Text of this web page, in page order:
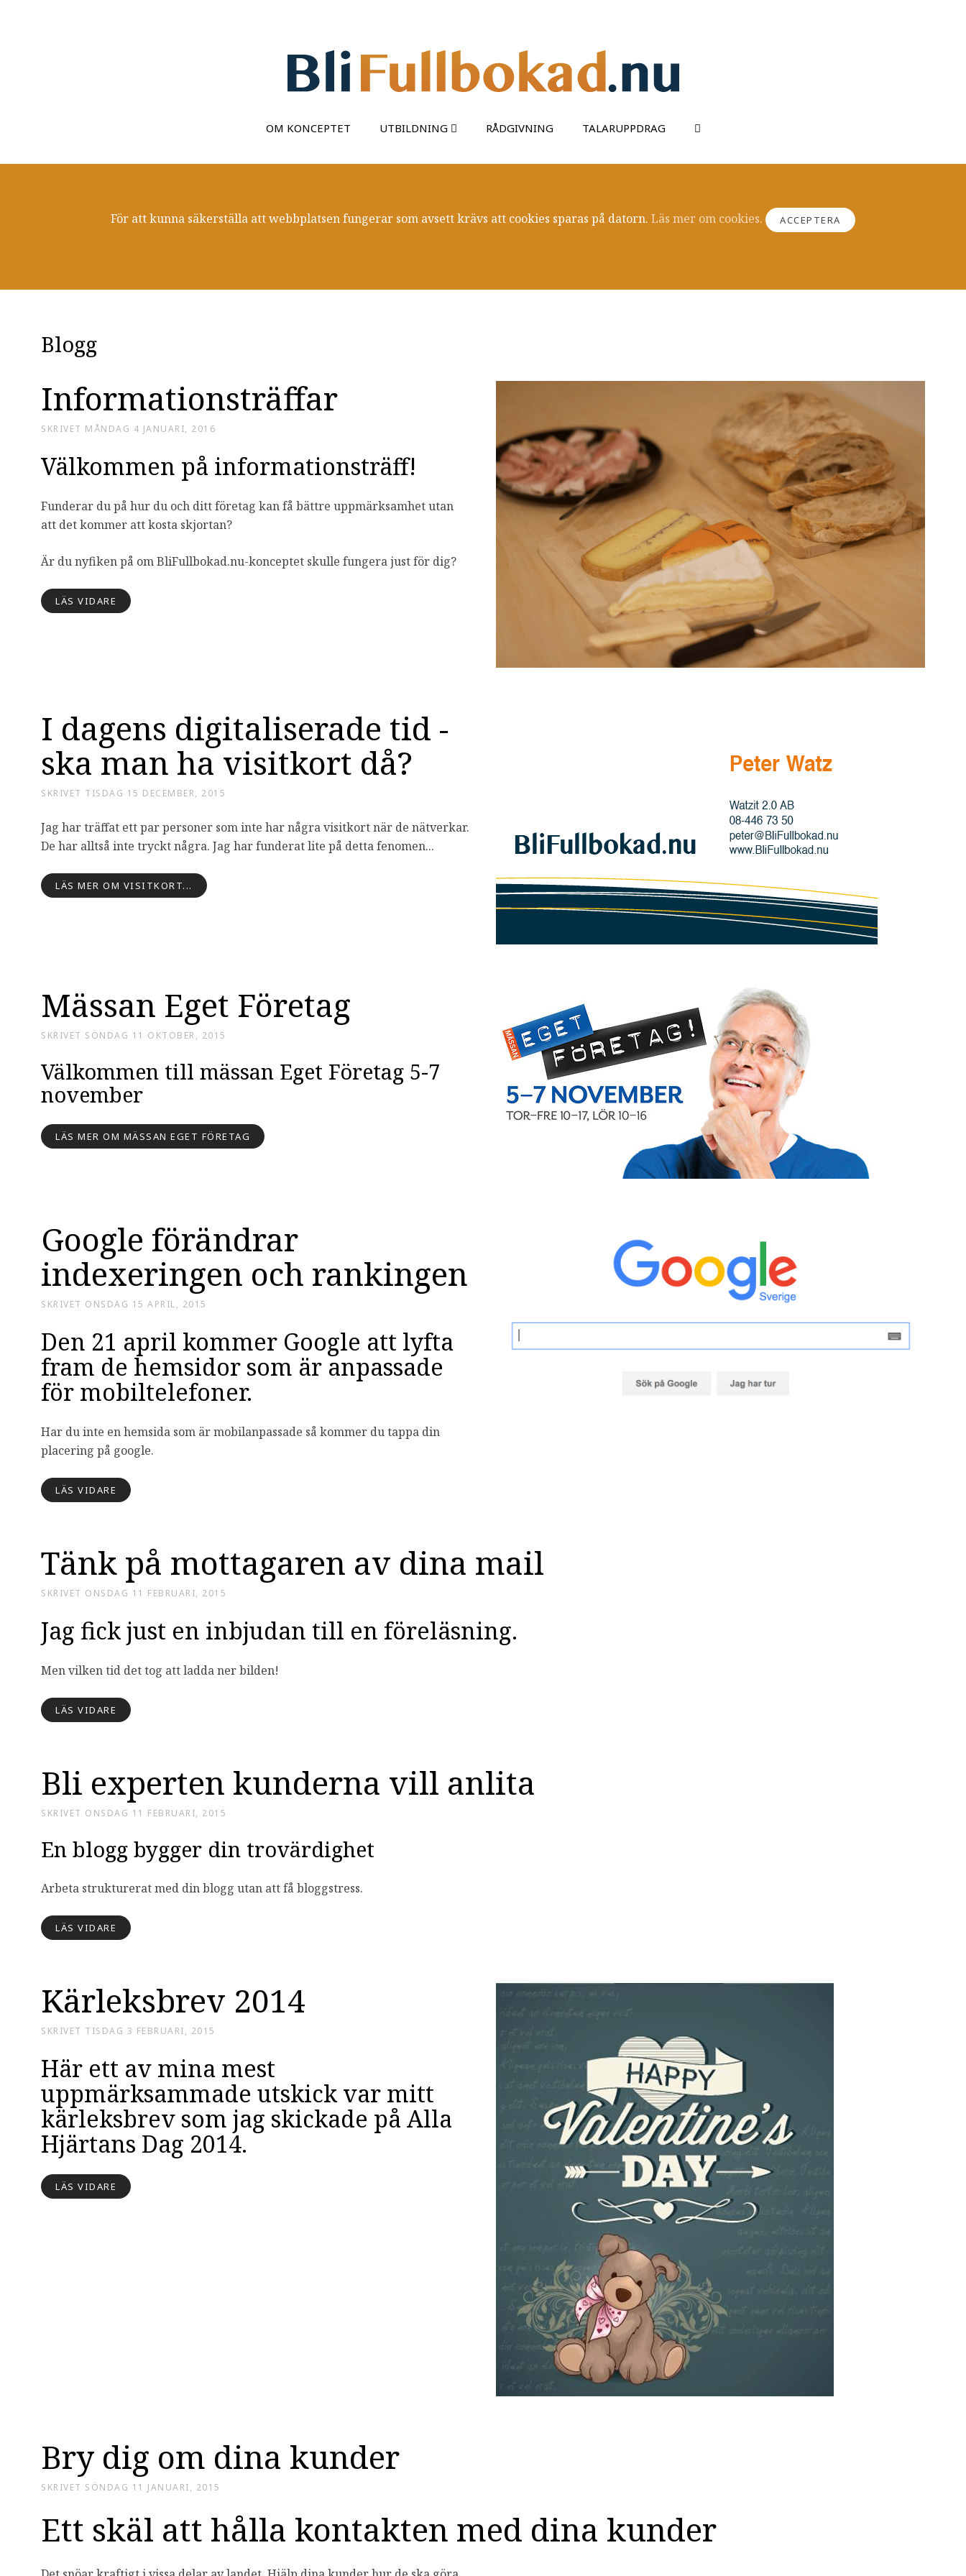
OM KONCEPTET UTBILDNING RÅDGIVNING TALARUPPDRAG
För att kunna säkerställa att webbplatsen fungerar som avsett krävs att cookies sparas på datorn. Läs mer om cookies. ACCEPTERA
Blogg
Informationsträffar
SKRIVET MÅNDAG 4 JANUARI, 2016
Välkommen på informationsträff!
Funderar du på hur du och ditt företag kan få bättre uppmärksamhet utan
att det kommer att kosta skjortan?
Är du nyfiken på om BliFullbokad.nu-konceptet skulle fungera just för dig?
LÄS VIDARE
I dagens digitaliserade tid -
ska man ha visitkort då?
SKRIVET TISDAG 15 DECEMBER, 2015
Jag har träffat ett par personer som inte har några visitkort när de nätverkar.
De har alltså inte tryckt några. Jag har funderat lite på detta fenomen...
LÄS MER OM VISITKORT...
Mässan Eget Företag
SKRIVET SÖNDAG 11 OKTOBER, 2015
Välkommen till mässan Eget Företag 5-7
november
LÄS MER OM MÄSSAN EGET FÖRETAG
Google förändrar
indexeringen och rankingen
SKRIVET ONSDAG 15 APRIL, 2015
Den 21 april kommer Google att lyfta
fram de hemsidor som är anpassade
för mobiltelefoner.
Har du inte en hemsida som är mobilanpassade så kommer du tappa din
placering på google.
LÄS VIDARE
Tänk på mottagaren av dina mail
SKRIVET ONSDAG 11 FEBRUARI, 2015
Jag fick just en inbjudan till en föreläsning.
Men vilken tid det tog att ladda ner bilden!
LÄS VIDARE
Bli experten kunderna vill anlita
SKRIVET ONSDAG 11 FEBRUARI, 2015
En blogg bygger din trovärdighet
Arbeta strukturerat med din blogg utan att få bloggstress.
LÄS VIDARE
Kärleksbrev 2014
SKRIVET TISDAG 3 FEBRUARI, 2015
Här ett av mina mest
uppmärksammade utskick var mitt
kärleksbrev som jag skickade på Alla
Hjärtans Dag 2014.
LÄS VIDARE
Bry dig om dina kunder
SKRIVET SÖNDAG 11 JANUARI, 2015
Ett skäl att hålla kontakten med dina kunder